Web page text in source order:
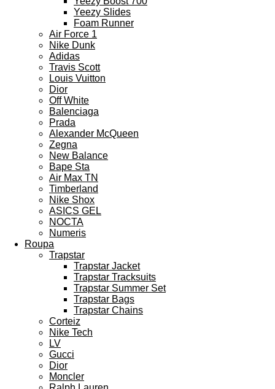
Yeezy Slides
Foam Runner
Air Force 1
Nike Dunk
Adidas
Travis Scott
Louis Vuitton
Dior
Off White
Balenciaga
Prada
Alexander McQueen
Zegna
New Balance
Bape Sta
Air Max TN
Timberland
Nike Shox
ASICS GEL
NOCTA
Numeris
Roupa
Trapstar
Trapstar Jacket
Trapstar Tracksuits
Trapstar Summer Set
Trapstar Bags
Trapstar Chains
Corteiz
Nike Tech
LV
Gucci
Dior
Moncler